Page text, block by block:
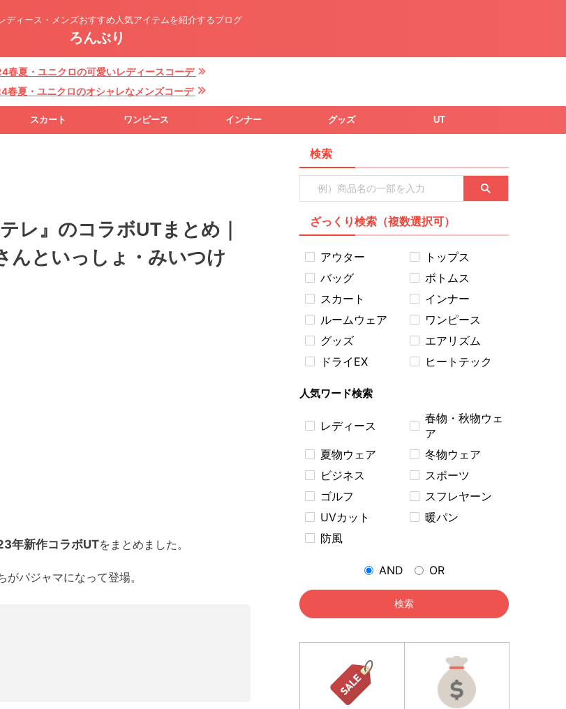
ディース・メンズおすすめ人気アイテムを紹介するブログ
ろんぶり
春夏・ユニクロの可愛いレディースコーデ
春夏・ユニクロのオシャレなメンズコーデ
スカート ワンピース インナー グッズ UT
レ』のコラボUTまとめ｜
んといっしょ・みいつけ
年新作コラボUTをまとめました。
パジャマになって登場。
検索
ざっくり検索（複数選択可）
アウター
トップス
バッグ
ボトムス
スカート
インナー
ルームウェア
ワンピース
グッズ
エアリズム
ドライEX
ヒートテック
人気ワード検索
レディース
春物・秋物ウェ
ア
夏物ウェア
冬物ウェア
ビジネス
スポーツ
ゴルフ
スフレヤーン
UVカット
暖パン
防風
AND OR
検索